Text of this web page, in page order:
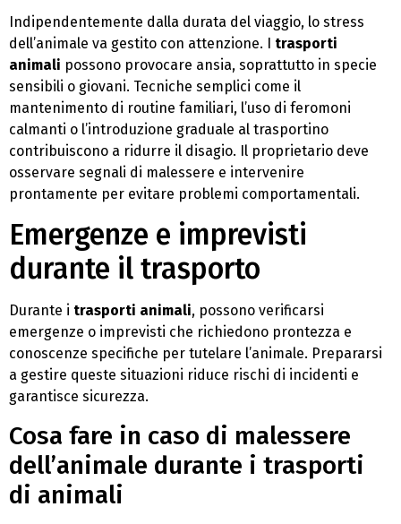
Indipendentemente dalla durata del viaggio, lo stress
dell’animale va gestito con attenzione. I trasporti
animali possono provocare ansia, soprattutto in specie
sensibili o giovani. Tecniche semplici come il
mantenimento di routine familiari, l’uso di feromoni
calmanti o l’introduzione graduale al trasportino
contribuiscono a ridurre il disagio. Il proprietario deve
osservare segnali di malessere e intervenire
prontamente per evitare problemi comportamentali.
Emergenze e imprevisti
durante il trasporto
Durante i trasporti animali, possono verificarsi
emergenze o imprevisti che richiedono prontezza e
conoscenze specifiche per tutelare l’animale. Prepararsi
a gestire queste situazioni riduce rischi di incidenti e
garantisce sicurezza.
Cosa fare in caso di malessere
dell’animale durante i trasporti
di animali